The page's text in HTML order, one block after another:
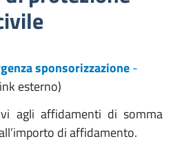
sponsorizzazione-
esterno)
agli affidamenti di somma
di affidamento.